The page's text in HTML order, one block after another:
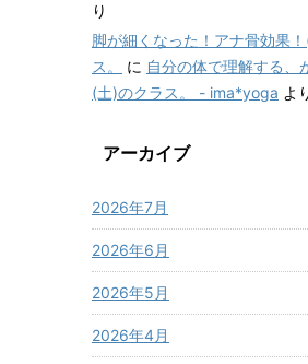
り
脚が細くなった！アナ骨効果
ス。
に 自分の体で理解する、
(土)のクラス。 - ima*yoga よ
アーカイブ
2026年7月
2026年6月
2026年5月
2026年4月